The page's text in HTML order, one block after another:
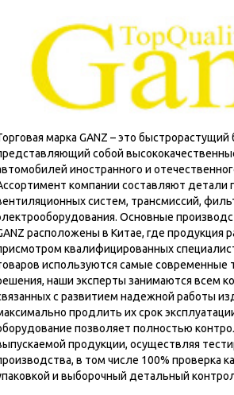
марка GANZ – это быстрорастущий
собой
иностранного и
компании составляют детали
систем, трансмиссий,
Основные
расположены в Китае, где продукция
квалифицированных
используются самые современные
наши эксперты занимаются всем
с развитием надежной работы
продлить их срок
позволяет полностью
продукции, осуществляя
в том числе 100% проверка
и выборочный детальный